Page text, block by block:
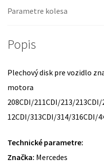
Parametre kolesa
Popis
Plechový disk pre vozidlo
motora
208CDI/211CDI/213/
12CDI/313CDI/314/316CDI/
Technické parametre:
Značka: Mercedes